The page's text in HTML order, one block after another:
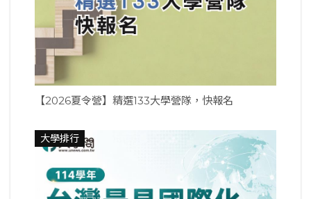
【2026夏令營】精選133大學營隊，快報名
大學排行